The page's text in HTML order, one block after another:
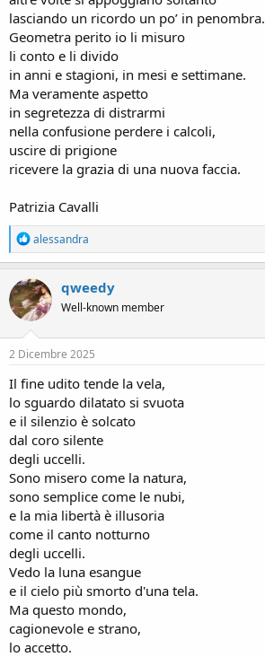
lasciando un ricordo un po’ in penombra.
Geometra perito io li misuro
li conto e li divido
in anni e stagioni, in mesi e settimane.
Ma veramente aspetto
in segretezza di distrarmi
nella confusione perdere i calcoli,
uscire di prigione
ricevere la grazia di una nuova faccia.
Patrizia Cavalli
R
e
a
c
t
i
o
n
s
alessandra
qweedy
Well-known member
2 Dicembre 2025
Il fine udito tende la vela,
lo sguardo dilatato si svuota
e il silenzio è solcato
dal coro silente
degli uccelli.
Sono misero come la natura,
sono semplice come le nubi,
e la mia libertà è illusoria
come il canto notturno
degli uccelli.
Vedo la luna esangue
e il cielo più smorto d'una tela.
Ma questo mondo,
cagionevole e strano,
lo accetto.